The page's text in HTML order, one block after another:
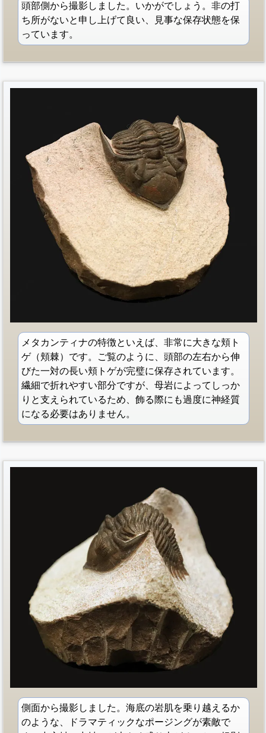
頭部側から撮影しました。いかがでしょう。非の打
ち所がないと申し上げて良い、見事な保存状態を保
っています。
メタカンティナの特徴といえば、非常に大きな頬ト
ゲ（頬棘）です。ご覧のように、頭部の左右から伸
びた一対の長い頬トゲが完璧に保存されています。
繊細で折れやすい部分ですが、母岩によってしっか
りと支えられているため、飾る際にも過度に神経質
になる必要はありません。
側面から撮影しました。海底の岩肌を乗り越えるか
のような、ドラマティックなポージングが素敵で